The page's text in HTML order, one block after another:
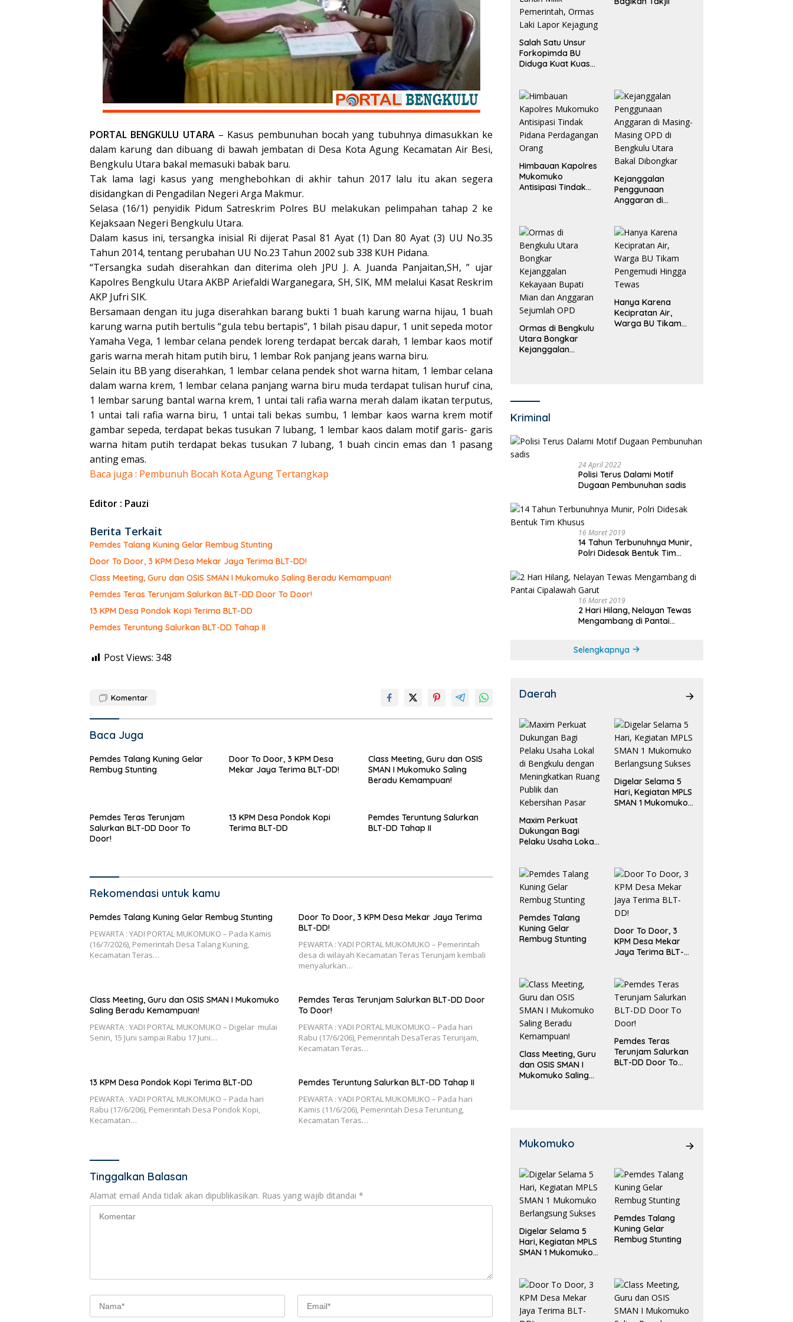
PORTAL BENGKULU UTARA– Kasus pembunuhan bocah yang tubuhnya dimasukkan ke
dalam karung dan dibuang di bawah jembatan di Desa Kota Agung Kecamatan Air Besi,
Bengkulu Utara bakal memasuki babak baru.
Tak lama lagi kasus yang menghebohkan di akhir tahun 2017 lalu itu akan segera
disidangkan di Pengadilan Negeri Arga Makmur.
Selasa (16/1) penyidik Pidum Satreskrim Polres BU melakukan pelimpahan tahap 2 ke
Kejaksaan Negeri Bengkulu Utara.
Dalam kasus ini, tersangka inisial Ri dijerat Pasal 81 Ayat (1) Dan 80 Ayat (3) UU No.35
Tahun 2014, tentang perubahan UU No.23 Tahun 2002 sub 338 KUH Pidana.
“Tersangka sudah diserahkan dan diterima oleh JPU J. A. Juanda Panjaitan,SH, ” ujar
Kapolres Bengkulu Utara AKBP Ariefaldi Warganegara, SH, SIK, MM melalui Kasat Reskrim
AKP Jufri SIK.
Bersamaan dengan itu juga diserahkan barang bukti 1 buah karung warna hijau, 1 buah
karung warna putih bertulis “gula tebu bertapis”, 1 bilah pisau dapur, 1 unit sepeda motor
Yamaha Vega, 1 lembar celana pendek loreng terdapat bercak darah, 1 lembar kaos motif
garis warna merah hitam putih biru, 1 lembar Rok panjang jeans warna biru.
Selain itu BB yang diserahkan, 1 lembar celana pendek shot warna hitam, 1 lembar celana
dalam warna krem, 1 lembar celana panjang warna biru muda terdapat tulisan huruf cina,
1 lembar sarung bantal warna krem, 1 untai tali rafia warna merah dalam ikatan terputus,
1 untai tali rafia warna biru, 1 untai tali bekas sumbu, 1 lembar kaos warna krem motif
gambar sepeda, terdapat bekas tusukan 7 lubang, 1 lembar kaos dalam motif garis- garis
warna hitam putih terdapat bekas tusukan 7 lubang, 1 buah cincin emas dan 1 pasang
anting emas.
Baca juga : Pembunuh Bocah Kota Agung Tertangkap
Editor : Pauzi
Berita Terkait
Pemdes Talang Kuning Gelar Rembug Stunting
Door To Door, 3 KPM Desa Mekar Jaya Terima BLT-DD!
Class Meeting, Guru dan OSIS SMAN I Mukomuko Saling Beradu Kemampuan!
Pemdes Teras Terunjam Salurkan BLT-DD Door To Door!
13 KPM Desa Pondok Kopi Terima BLT-DD
Pemdes Teruntung Salurkan BLT-DD Tahap II
Post Views: 348
Komentar
Baca Juga
Pemdes Talang Kuning Gelar
Rembug Stunting
Door To Door, 3 KPM Desa
Mekar Jaya Terima BLT-DD!
Class Meeting, Guru dan OSIS
SMAN I Mukomuko Saling
Beradu Kemampuan!
Pemdes Teras Terunjam
Salurkan BLT-DD Door To
Door!
13 KPM Desa Pondok Kopi
Terima BLT-DD
Pemdes Teruntung Salurkan
BLT-DD Tahap II
Rekomendasi untuk kamu
Pemdes Talang Kuning Gelar Rembug Stunting
PEWARTA : YADI PORTAL MUKOMUKO – Pada Kamis
(16/7/2026), Pemerintah Desa Talang Kuning,
Kecamatan Teras…
Door To Door, 3 KPM Desa Mekar Jaya Terima
BLT-DD!
PEWARTA : YADI PORTAL MUKOMUKO – Pemerintah
desa di wilayah Kecamatan Teras Terunjam kembali
menyalurkan…
Class Meeting, Guru dan OSIS SMAN I Mukomuko
Saling Beradu Kemampuan!
PEWARTA : YADI PORTAL MUKOMUKO – Digelar mulai
Senin, 15 Juni sampai Rabu 17 Juni…
Pemdes Teras Terunjam Salurkan BLT-DD Door
To Door!
PEWARTA : YADI PORTAL MUKOMUKO – Pada hari
Rabu (17/6/206), Pemerintah DesaTeras Terunjam,
Kecamatan Teras…
13 KPM Desa Pondok Kopi Terima BLT-DD
PEWARTA : YADI PORTAL MUKOMUKO – Pada hari
Rabu (17/6/206), Pemerintah Desa Pondok Kopi,
Kecamatan…
Pemdes Teruntung Salurkan BLT-DD Tahap II
PEWARTA : YADI PORTAL MUKOMUKO – Pada hari
Kamis (11/6/206), Pemerintah Desa Teruntung,
Kecamatan Teras…
Tinggalkan Balasan
Alamat email Anda tidak akan dipublikasikan. Ruas yang wajib ditandai *
Salah Satu Unsur
Forkopimda BU
Diduga Kuat Kuasai
Laki Lapor
Kejagung
Himbauan Kapolres
Mukomuko
Antisipasi Tindak
Kejanggalan
Penggunaan
Anggaran di
Bakal Dibongkar
Ormas di Bengkulu
Utara Bongkar
Kejanggalan
Hanya Karena
Kecipratan Air,
Warga BU Tikam
Kriminal
24 April 2022
Polisi Terus Dalami Motif
Dugaan Pembunuhan sadis
16 Maret 2019
14 Tahun Terbunuhnya Munir,
Polri Didesak Bentuk Tim
16 Maret 2019
2 Hari Hilang, Nelayan Tewas
Mengambang di Pantai
Selengkapnya
Daerah
Maxim Perkuat
Dukungan Bagi
Pelaku Usaha Lokal
Ruang Publik dan
Kebersihan Pasar
Digelar Selama 5
Hari, Kegiatan MPLS
SMAN 1 Mukomuko
Pemdes Talang
Kuning Gelar
Rembug Stunting
Door To Door, 3
KPM Desa Mekar
Jaya Terima BLT-
Class Meeting, Guru
dan OSIS SMAN I
Mukomuko Saling
Pemdes Teras
Terunjam Salurkan
BLT-DD Door To
Mukomuko
Digelar Selama 5
Hari, Kegiatan MPLS
SMAN 1 Mukomuko
Pemdes Talang
Kuning Gelar
Rembug Stunting